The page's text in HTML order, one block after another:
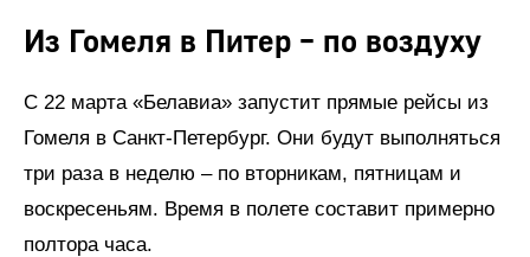
Из Гомеля в Питер – по воздуху
С 22 марта «Белавиа» запустит прямые рейсы из
Гомеля в Санкт-Петербург. Они будут выполняться
три раза в неделю – по вторникам, пятницам и
воскресеньям. Время в полете составит примерно
полтора часа.